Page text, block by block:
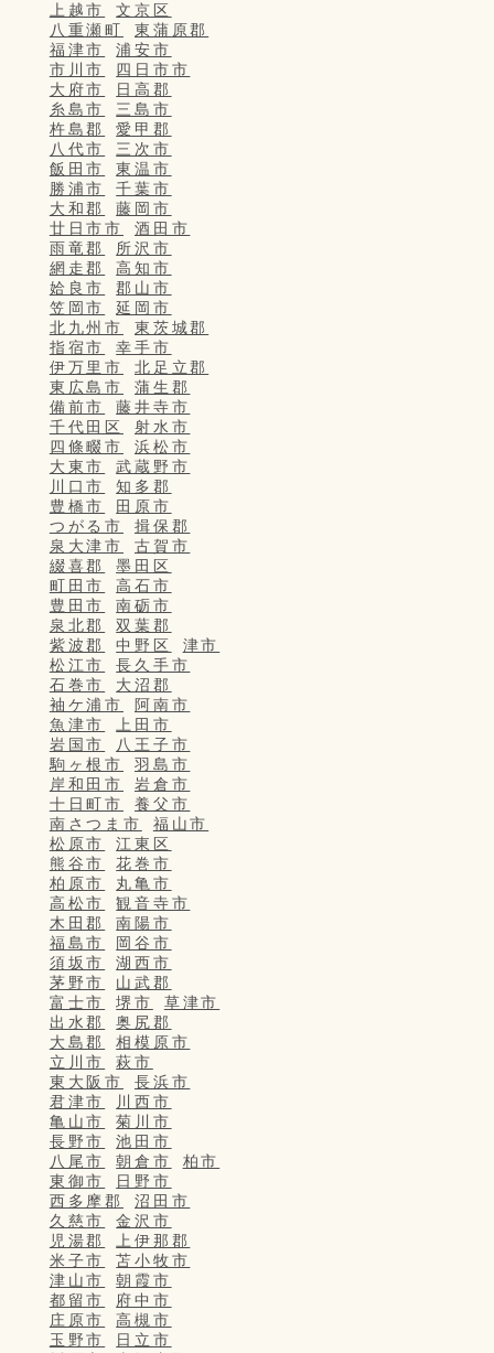
上越市
文京区
八重瀬町
東蒲原郡
福津市
浦安市
市川市
四日市市
大府市
日高郡
糸島市
三島市
杵島郡
愛甲郡
八代市
三次市
飯田市
東温市
勝浦市
千葉市
大和郡
藤岡市
廿日市市
酒田市
雨竜郡
所沢市
網走郡
高知市
姶良市
郡山市
笠岡市
延岡市
北九州市
東茨城郡
指宿市
幸手市
伊万里市
北足立郡
東広島市
蒲生郡
備前市
藤井寺市
千代田区
射水市
四條畷市
浜松市
大東市
武蔵野市
川口市
知多郡
豊橋市
田原市
つがる市
揖保郡
泉大津市
古賀市
綴喜郡
墨田区
町田市
高石市
豊田市
南砺市
泉北郡
双葉郡
紫波郡
中野区
津市
松江市
長久手市
石巻市
大沼郡
袖ケ浦市
阿南市
魚津市
上田市
岩国市
八王子市
駒ヶ根市
羽島市
岸和田市
岩倉市
十日町市
養父市
南さつま市
福山市
松原市
江東区
熊谷市
花巻市
柏原市
丸亀市
高松市
観音寺市
木田郡
南陽市
福島市
岡谷市
須坂市
湖西市
茅野市
山武郡
富士市
堺市
草津市
出水郡
奥尻郡
大島郡
相模原市
立川市
萩市
東大阪市
長浜市
君津市
川西市
亀山市
菊川市
長野市
池田市
八尾市
朝倉市
柏市
東御市
日野市
西多摩郡
沼田市
久慈市
金沢市
児湯郡
上伊那郡
米子市
苫小牧市
津山市
朝霞市
都留市
府中市
庄原市
高槻市
玉野市
日立市